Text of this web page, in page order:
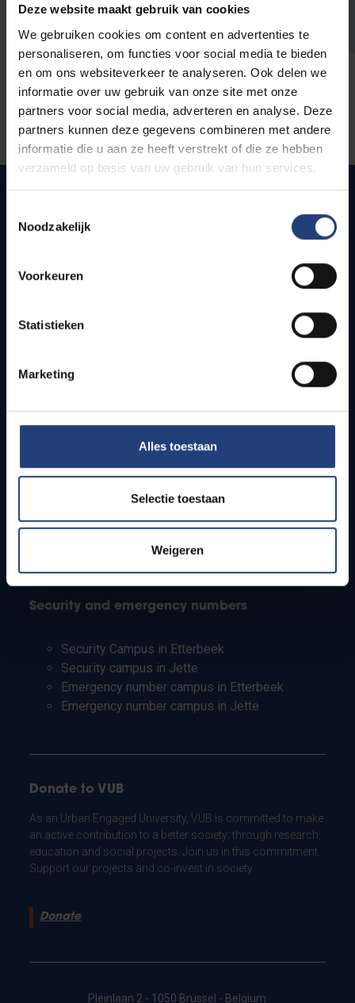
Deze website maakt gebruik van cookies
We gebruiken cookies om content en advertenties te
personaliseren, om functies voor social media te bieden
en om ons websiteverkeer te analyseren. Ook delen we
informatie over uw gebruik van onze site met onze
partners voor social media, adverteren en analyse. Deze
partners kunnen deze gegevens combineren met andere
informatie die u aan ze heeft verstrekt of die ze hebben
verzameld op basis van uw gebruik van hun services.
Noodzakelijk
Voorkeuren
Statistieken
Marketing
Alles toestaan
Selectie toestaan
Weigeren
Quick links
How to get to the VUB campuses
Students
PhD students
Teachers and secondary schools
Working students
Security and emergency numbers
Security Campus in Etterbeek
Security campus in Jette
Emergency number campus in Etterbeek
Emergency number campus in Jette
Donate to VUB
As an Urban Engaged University, VUB is committed to make
an active contribution to a better society: through research,
education and social projects. Join us in this commitment.
Support our projects and co-invest in society.
Donate
Pleinlaan 2 - 1050 Brussel - Belgium